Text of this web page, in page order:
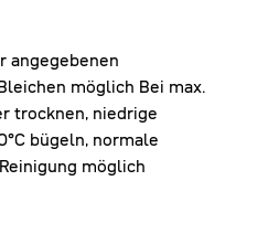
angegebenen
möglich Bei max.
trocknen, niedrige
bügeln, normale
möglich